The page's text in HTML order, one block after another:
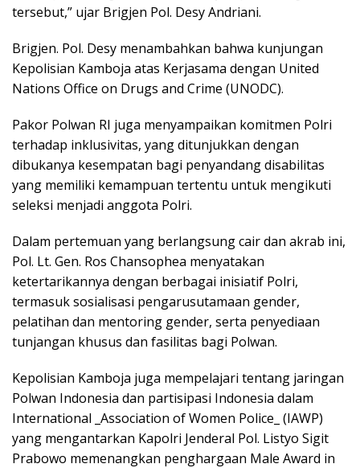
tersebut,” ujar Brigjen Pol. Desy Andriani.
Brigjen. Pol. Desy menambahkan bahwa kunjungan
Kepolisian Kamboja atas Kerjasama dengan United
Nations Office on Drugs and Crime (UNODC).
Pakor Polwan RI juga menyampaikan komitmen Polri
terhadap inklusivitas, yang ditunjukkan dengan
dibukanya kesempatan bagi penyandang disabilitas
yang memiliki kemampuan tertentu untuk mengikuti
seleksi menjadi anggota Polri.
Dalam pertemuan yang berlangsung cair dan akrab ini,
Pol. Lt. Gen. Ros Chansophea menyatakan
ketertarikannya dengan berbagai inisiatif Polri,
termasuk sosialisasi pengarusutamaan gender,
pelatihan dan mentoring gender, serta penyediaan
tunjangan khusus dan fasilitas bagi Polwan.
Kepolisian Kamboja juga mempelajari tentang jaringan
Polwan Indonesia dan partisipasi Indonesia dalam
International _Association of Women Police_ (IAWP)
yang mengantarkan Kapolri Jenderal Pol. Listyo Sigit
Prabowo memenangkan penghargaan Male Award in